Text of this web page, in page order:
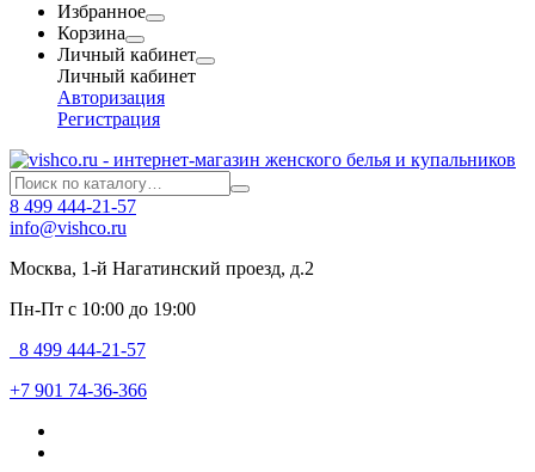
Избранное
Корзина
Личный кабинет
Личный кабинет
Авторизация
Регистрация
8 499 444-21-57
info@vishco.ru
Москва, 1-й Нагатинский проезд, д.2
Пн-Пт с 10:00 до 19:00
8 499 444-21-57
+7 901 74-36-366